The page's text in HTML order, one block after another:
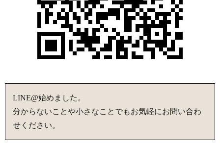
LINE@始めました。
分からないことや小さなことでもお気軽にお問い合わ
せください。